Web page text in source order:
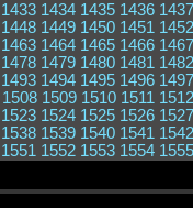
1433 1434 1435 1436 1437
1448 1449 1450 1451 1452
1463 1464 1465 1466 1467
1478 1479 1480 1481 1482
1493 1494 1495 1496 1497
1508 1509 1510 1511 1512
1523 1524 1525 1526 1527
1538 1539 1540 1541 1542
1551 1552 1553 1554 1555